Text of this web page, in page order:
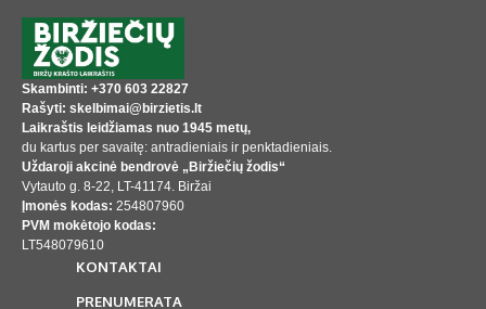
Skambinti: +370 603 22827
Rašyti: skelbimai@birzietis.lt
Laikraštis leidžiamas nuo 1945 metų,
du kartus per savaitę: antradieniais ir penktadieniais.
Uždaroji akcinė bendrovė „Biržiečių žodis“
Vytauto g. 8-22, LT-41174. Biržai
Įmonės kodas: 254807960
PVM mokėtojo kodas:
LT548079610
KONTAKTAI
PRENUMERATA